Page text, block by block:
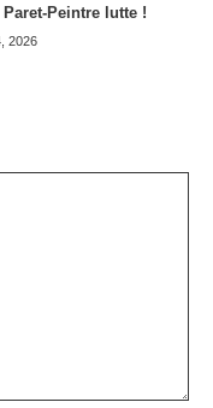
Peintre lutte !
2026